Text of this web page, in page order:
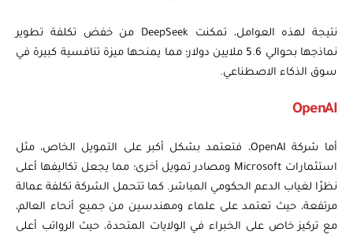
نتيجة لهذه العوامل، تمكنت DeepSeek من خفض تكلفة تطوير
نماذجها بحوالي 5.6 ملايين دولار؛ مما يمنحها ميزة تنافسية كبيرة في
سوق الذكاء الاصطناعي.
OpenAI
أما شركة OpenAI، فتعتمد بشكل أكبر على التمويل الخاص، مثل
استثمارات Microsoft ومصادر تمويل أخرى؛ مما يجعل تكاليفها أعلى
نظرًا لغياب الدعم الحكومي المباشر. كما تتحمل الشركة تكلفة عمالة
مرتفعة، حيث تعتمد على علماء ومهندسين من جميع أنحاء العالم،
مع تركيز خاص على الخبراء في الولايات المتحدة، حيث الرواتب أعلى